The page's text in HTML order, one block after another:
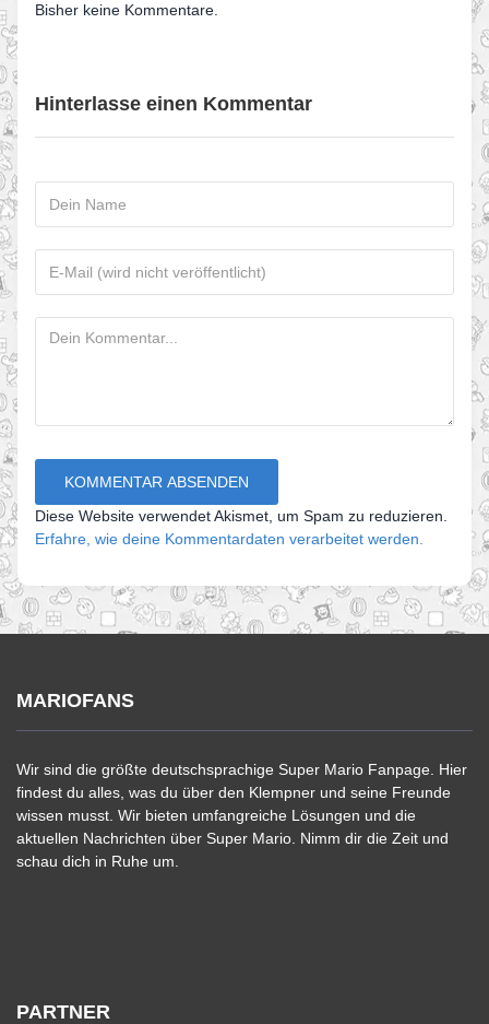
Bisher keine Kommentare.
Hinterlasse einen Kommentar
Diese Website verwendet Akismet, um Spam zu reduzieren.
Erfahre, wie deine Kommentardaten verarbeitet werden.
MARIOFANS
Wir sind die größte deutschsprachige Super Mario Fanpage. Hier
findest du alles, was du über den Klempner und seine Freunde
wissen musst. Wir bieten umfangreiche Lösungen und die
aktuellen Nachrichten über Super Mario. Nimm dir die Zeit und
schau dich in Ruhe um.
PARTNER